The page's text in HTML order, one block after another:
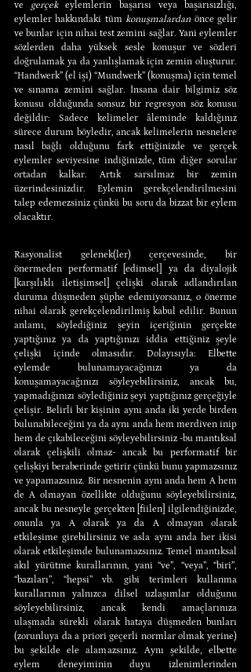
ve gerçek eylemlerin başarısı veya başarısızlığı,
eylemler hakkındaki tüm konuşmalardan önce gelir
ve bunlar için nihai test zemini sağlar. Yani eylemler
sözlerden daha yüksek sesle konuşur ve sözleri
doğrulamak ya da yanlışlamak için zemin oluşturur.
“Handwerk” (el işi) “Mundwerk” (konuşma) için temel
ve sınama zemini sağlar. İnsana dair bilgimiz söz
konusu olduğunda sonsuz bir regresyon söz konusu
değildir: Sadece kelimeler âleminde kaldığınız
sürece durum böyledir, ancak kelimelerin nesnelere
nasıl bağlı olduğunu fark ettiğinizde ve gerçek
eylemler seviyesine indiğinizde, tüm diğer sorular
ortadan kalkar. Artık sarsılmaz bir zemin
üzerindesinizdir. Eylemin gerekçelendirilmesini
talep edemezsiniz çünkü bu soru da bizzat bir eylem
olacaktır.
Rasyonalist gelenek(ler) çerçevesinde, bir
önermeden performatif [edimsel] ya da diyalojik
[karşılıklı iletişimsel] çelişki olarak adlandırılan
duruma düşmeden şüphe edemiyorsanız, o önerme
nihai olarak gerekçelendirilmiş kabul edilir. Bunun
anlamı, söylediğiniz şeyin içeriğinin gerçekte
yaptığınız ya da yaptığınızı iddia ettiğiniz şeyle
çelişki içinde olmasıdır. Dolayısıyla: Elbette
eylemde bulunamayacağınızı ya da
konuşamayacağınızı söyleyebilirsiniz, ancak bu,
yapmadığınızı söylediğiniz şeyi yaptığınız gerçeğiyle
çelişir. Belirli bir kişinin aynı anda iki yerde birden
bulunabileceğini ya da aynı anda hem merdiven inip
hem de çıkabileceğini söyleyebilirsiniz -bu mantıksal
olarak çelişkili olmaz- ancak bu performatif bir
çelişkiyi beraberinde getirir çünkü bunu yapmazsınız
ve yapamazsınız. Bir nesnenin aynı anda hem A hem
de A olmayan özellikte olduğunu söyleyebilirsiniz,
ancak bu nesneyle gerçekten [fiilen] ilgilendiğinizde,
onunla ya A olarak ya da A olmayan olarak
etkileşime girebilirsiniz ve asla aynı anda her ikisi
olarak etkileşimde bulunamazsınız. Temel mantıksal
akıl yürütme kurallarının, yani “ve”, “veya”, “biri”,
“bazıları”, “hepsi” vb. gibi terimleri kullanma
kurallarının yalnızca dilsel uzlaşımlar olduğunu
söyleyebilirsiniz, ancak kendi amaçlarınıza
ulaşmada sürekli olarak hataya düşmeden bunları
(zorunluya da a priori geçerli normlar olmak yerine)
bu şekilde ele alamazsınız. Aynı şekilde, elbette
eylem deneyiminin duyu izlenimlerinden